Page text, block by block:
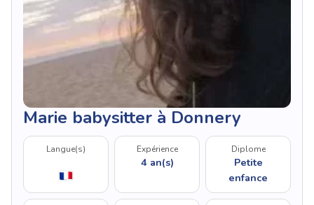
Marie babysitter à Donnery
Langue(s) Expérience
4 an(s)
Diplome
Petite
enfance